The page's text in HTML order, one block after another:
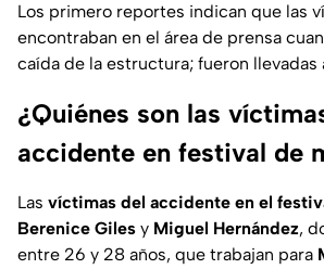
Los primero reportes indican que las
encontraban en el área de prensa
caída de la estructura; fueron llevadas
¿Quiénes son las
accidente en festival de
Las víctimas del accidente en el
Berenice Giles y Miguel Hernández,
entre 26 y 28 años, que trabajan para